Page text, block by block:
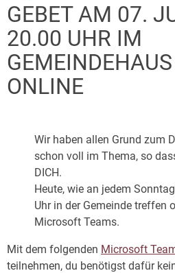
GEBET AM 07.
20.00 UHR IM
ONLINE
Wir haben allen Grund zum
schon voll im Thema, so
DICH.
Heute, wie an jedem
Uhr in der Gemeinde treffen
Microsoft Teams.
Mit dem folgenden Microsoft
teilnehmen, du benötigst dafür